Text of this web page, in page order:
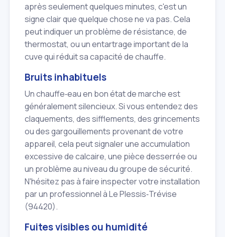
après seulement quelques minutes, c'est un
signe clair que quelque chose ne va pas. Cela
peut indiquer un problème de résistance, de
thermostat, ou un entartrage important de la
cuve qui réduit sa capacité de chauffe.
Bruits inhabituels
Un chauffe‑eau en bon état de marche est
généralement silencieux. Si vous entendez des
claquements, des sifflements, des grincements
ou des gargouillements provenant de votre
appareil, cela peut signaler une accumulation
excessive de calcaire, une pièce desserrée ou
un problème au niveau du groupe de sécurité.
N'hésitez pas à faire inspecter votre installation
par un professionnel à Le Plessis‑Trévise
(94420).
Fuites visibles ou humidité